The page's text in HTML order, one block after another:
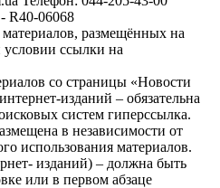
R40-06068
размещённых на
условии ссылки на
со страницы «Новости
изданий – обязательна
систем гиперссылка.
в независимости от
использования материалов.
изданий) – должна быть
или в первом абзаце